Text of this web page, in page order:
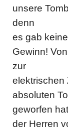
unsere
denn
es gab
Gewinn!
zur
elektrischen
absoluten
geworfen
der Herren